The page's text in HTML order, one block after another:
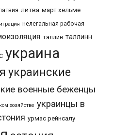
литва март хельме
нелегальная рабочая
таллин таллинн
украина
украинские
военные беженцы
хозяйстве украинцы в
урмас рейнсалу